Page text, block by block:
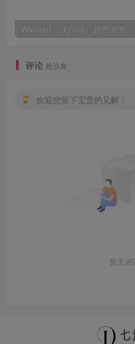
评论 抢沙发
欢迎您留下宝贵的见解！
暂无评